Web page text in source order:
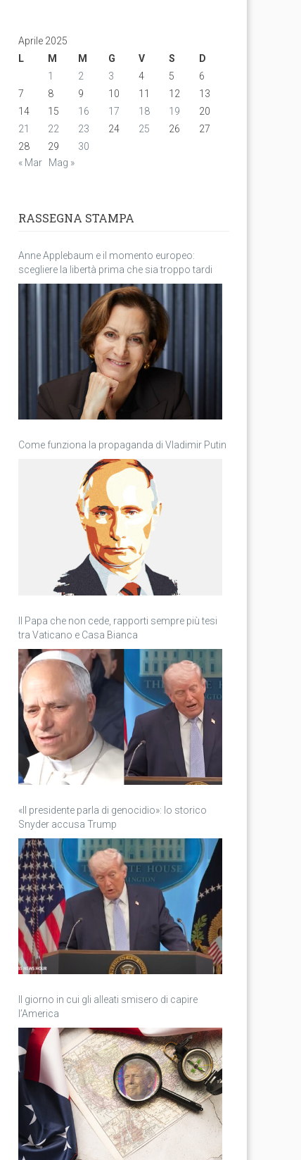
Aprile 2025
L
M M G V S
D
1
2 3 4 5
6
7
8 9 10 11 12
13
14
15 16 17 18 19
20
21
22 23 24 25 26
27
28
29
30
« Mar
Mag »
RASSEGNA STAMPA
Anne Applebaum e il momento europeo:
scegliere la libertà prima che sia troppo tardi
Come funziona la propaganda di Vladimir Putin
Il Papa che non cede, rapporti sempre più tesi
tra Vaticano e Casa Bianca
«Il presidente parla di genocidio»: lo storico
Snyder accusa Trump
Il giorno in cui gli alleati smisero di capire
l’America